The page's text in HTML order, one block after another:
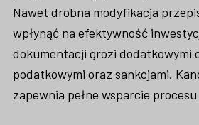
Nawet drobna modyfikacja
wpłynąć na efektywność
dokumentacji grozi dodatkowymi
podatkowymi oraz sankcjami.
zapewnia pełne wsparcie